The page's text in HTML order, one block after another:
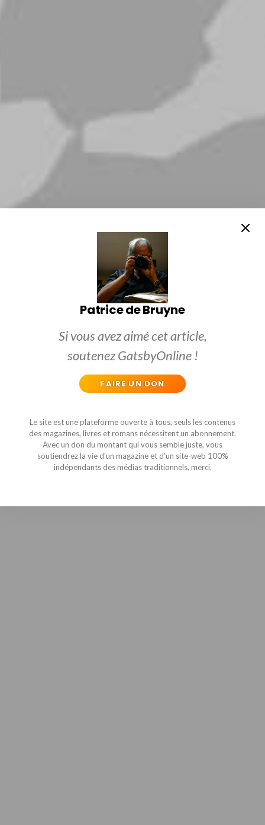
Patrice de Bruyne
Si vous avez aimé cet article,
soutenez GatsbyOnline !
FAIRE UN DON
Le site est une plateforme ouverte à tous, seuls les contenus
des magazines, livres et romans nécessitent un abonnement.
Avec un don du montant qui vous semble juste, vous
soutiendrez la vie d'un magazine et d'un site-web 100%
indépendants des médias traditionnels, merci.